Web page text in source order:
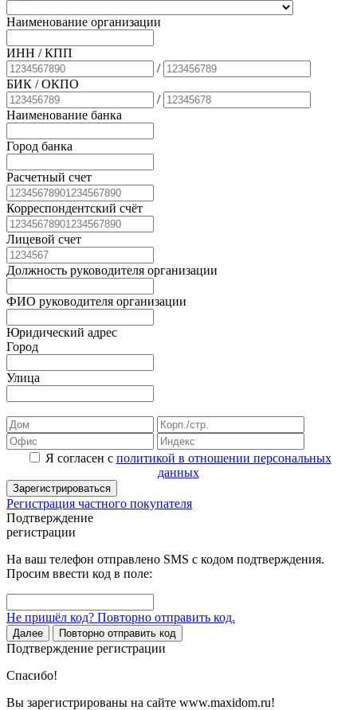
Наименование организации
ИНН / КПП
/
БИК / ОКПО
/
Наименование банка
Город банка
Расчетный счет
Корреспондентский счёт
Лицевой счет
Должность руководителя организации
ФИО руководителя организации
Юридический адрес
Город
Улица
Я согласен с политикой в отношении персональных
данных
Зарегистрироваться
Регистрация частного покупателя
Подтверждение
регистрации
На ваш телефон отправлено SMS с кодом подтверждения.
Просим ввести код в поле:
Не пришёл код? Повторно отправить код.
Далее Повторно отправить код
Подтверждение регистрации
Спасибо!
Вы зарегистрированы на сайте www.maxidom.ru!